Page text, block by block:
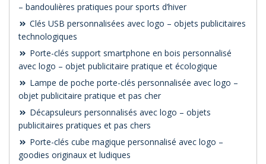
– bandoulières pratiques pour sports d’hiver
Clés USB personnalisées avec logo – objets publicitaires
technologiques
Porte-clés support smartphone en bois personnalisé
avec logo – objet publicitaire pratique et écologique
Lampe de poche porte-clés personnalisée avec logo –
objet publicitaire pratique et pas cher
Décapsuleurs personnalisés avec logo – objets
publicitaires pratiques et pas chers
Porte-clés cube magique personnalisé avec logo –
goodies originaux et ludiques